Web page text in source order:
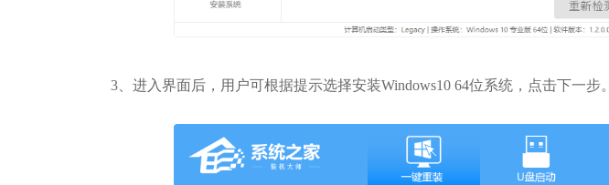
3、进入界面后，用户可根据提示选择安装Windows10 64位系统，点击下一步。